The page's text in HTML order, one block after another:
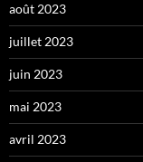
août 2023
juillet 2023
juin 2023
mai 2023
avril 2023